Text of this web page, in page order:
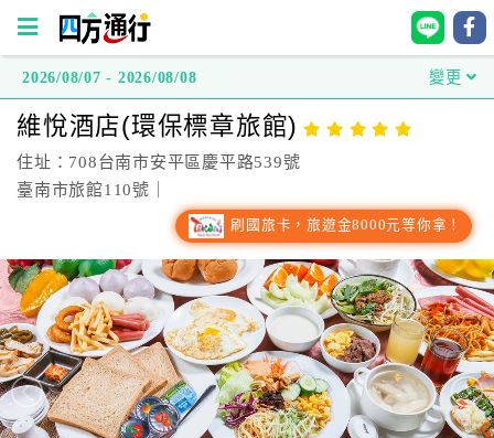
方
通
行
台
灣
訂
房
2026/08/07 - 2026/08/08 變更
維悅酒店(環保標章旅館)
住址：708台南市安平區慶平路539號
臺南市旅館110號｜
刷國旅卡，旅遊金8000元等你拿！